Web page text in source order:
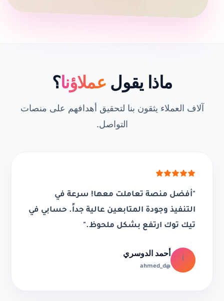
ماذا يقول عملاؤنا؟
آلاف العملاء يثقون بنا لتحقيق أهدافهم على منصات
التواصل.
"أفضل منصة تعاملت معها! سرعة في
التنفيذ وجودة المتابعين عالية جداً. حسابي في
تيك توك ارتفع بشكل ملحوظ."
أحمد الدوسري